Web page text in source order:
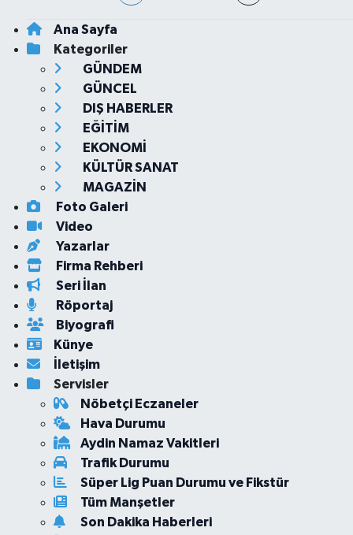
Ana Sayfa
Kategoriler
GÜNDEM
GÜNCEL
DIŞ HABERLER
EĞİTİM
EKONOMİ
KÜLTÜR SANAT
MAGAZİN
Foto Galeri
Video
Yazarlar
Firma Rehberi
Seri İlan
Röportaj
Biyografi
Künye
İletişim
Servisler
Nöbetçi Eczaneler
Hava Durumu
Aydin Namaz Vakitleri
Trafik Durumu
Süper Lig Puan Durumu ve Fikstür
Tüm Manşetler
Son Dakika Haberleri